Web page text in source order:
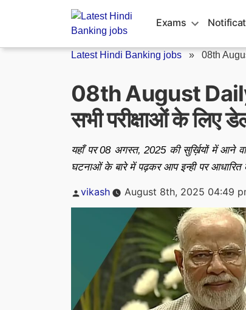
Exams
Latest Hindi Banking jobs » 08th
08th August
सभी परीक्षाओं के लिए
यहाँ पर 08 अगस्त, 2025 की सुर्ख़ियों में आने
घटनाओं के बारे में पढ़कर आप इन्ही पर
Posted
vikash August 8th, 2025 04:49